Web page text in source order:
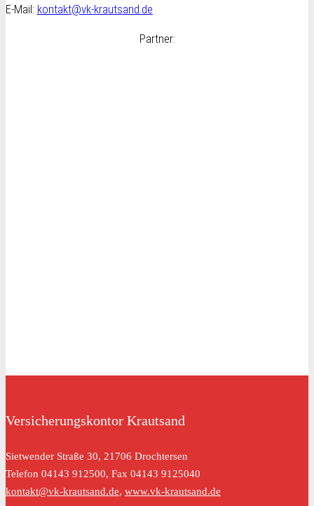
E-Mail: kontakt@vk-krautsand.de
Partner:
Versicherungskontor Krautsand
Sietwender Straße 30, 21706 Drochtersen
Telefon 04143 912500, Fax 04143 9125040
kontakt@vk-krautsand.de, www.vk-krautsand.de